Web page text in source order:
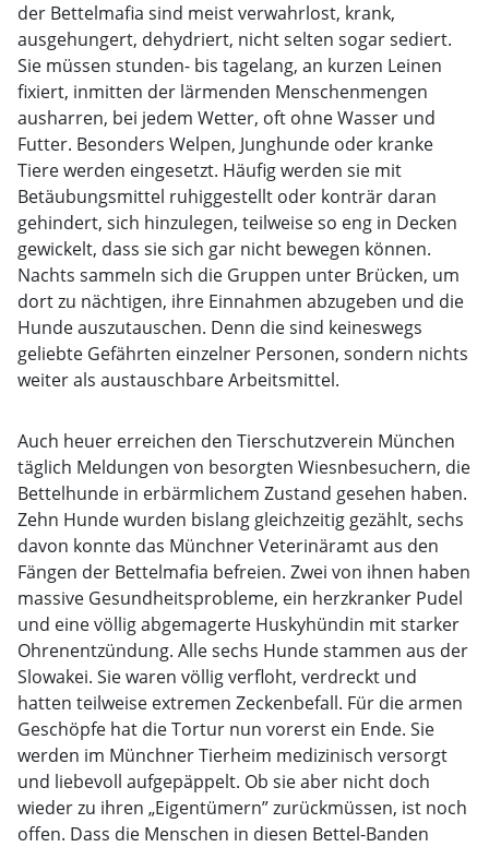
der Bettelmafia sind meist verwahrlost, krank,
ausgehungert, dehydriert, nicht selten sogar sediert.
Sie müssen stunden- bis tagelang, an kurzen Leinen
fixiert, inmitten der lärmenden Menschenmengen
ausharren, bei jedem Wetter, oft ohne Wasser und
Futter. Besonders Welpen, Junghunde oder kranke
Tiere werden eingesetzt. Häufig werden sie mit
Betäubungsmittel ruhiggestellt oder konträr daran
gehindert, sich hinzulegen, teilweise so eng in Decken
gewickelt, dass sie sich gar nicht bewegen können.
Nachts sammeln sich die Gruppen unter Brücken, um
dort zu nächtigen, ihre Einnahmen abzugeben und die
Hunde auszutauschen. Denn die sind keineswegs
geliebte Gefährten einzelner Personen, sondern nichts
weiter als austauschbare Arbeitsmittel.
Auch heuer erreichen den Tierschutzverein München
täglich Meldungen von besorgten Wiesnbesuchern, die
Bettelhunde in erbärmlichem Zustand gesehen haben.
Zehn Hunde wurden bislang gleichzeitig gezählt, sechs
davon konnte das Münchner Veterinäramt aus den
Fängen der Bettelmafia befreien. Zwei von ihnen haben
massive Gesundheitsprobleme, ein herzkranker Pudel
und eine völlig abgemagerte Huskyhündin mit starker
Ohrenentzündung. Alle sechs Hunde stammen aus der
Slowakei. Sie waren völlig verfloht, verdreckt und
hatten teilweise extremen Zeckenbefall. Für die armen
Geschöpfe hat die Tortur nun vorerst ein Ende. Sie
werden im Münchner Tierheim medizinisch versorgt
und liebevoll aufgepäppelt. Ob sie aber nicht doch
wieder zu ihren „Eigentümern” zurückmüssen, ist noch
offen. Dass die Menschen in diesen Bettel-Banden